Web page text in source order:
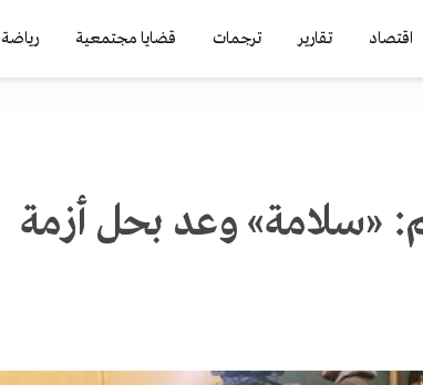
اقتصاد تقارير ترجمات قضايا مجتمعية رياضة
«سلامة» وعد بحل أزمة